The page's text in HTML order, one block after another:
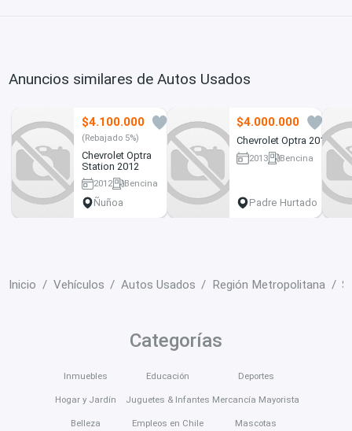
Anuncios similares de Autos Usados
$4.100.000
(Rebajado 5%)
Chevrolet Optra
Station 2012
2012
Bencina
193000 km
Ñuñoa
$4.000.000
Chevrolet Optra 2013
2013
Bencina
Padre Hurtado
Inicio Vehículos Autos Usados Región Metropolitana
Categorías
Inmuebles
Hogar y Jardín
Belleza
Educación
Juguetes & Infantes
Empleos en Chile
Deportes
Mercancía Mayorista
Mascotas